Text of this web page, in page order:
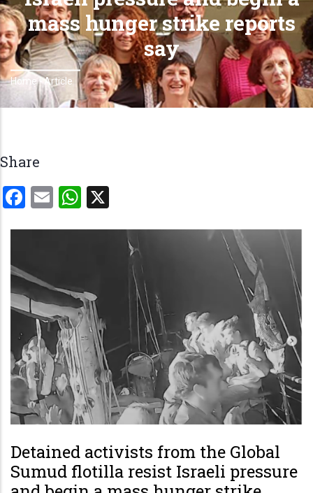
mass hunger strike reports
say
Breadcrumb
Home -Article
Share
Facebook
EmailWhatsApp
Detained activists from the Global
Sumud flotilla resist Israeli pressure